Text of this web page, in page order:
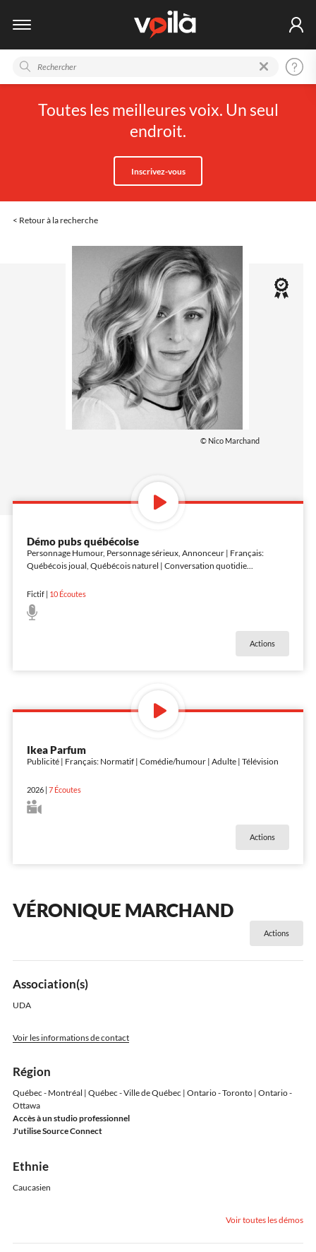
Toutes les meilleures voix. Un seul
endroit.
Inscrivez-vous
< Retour à la recherche
© Nico Marchand
Démo pubs québécoise
Personnage Humour, Personnage sérieux, Annonceur | Français:
Québécois joual, Québécois naturel | Conversation quotidie...
Fictif| 10Écoutes
Actions
Ikea Parfum
Publicité | Français: Normatif | Comédie/humour | Adulte | Télévision
2026| 7Écoutes
Actions
VÉRONIQUE MARCHAND
Actions
Association(s)
UDA
Voir les informations de contact
Région
Québec - Montréal | Québec - Ville de Québec | Ontario - Toronto | Ontario -
Ottawa
Accès à un studio professionnel
J'utilise Source Connect
Ethnie
Caucasien
Voir toutes les démos